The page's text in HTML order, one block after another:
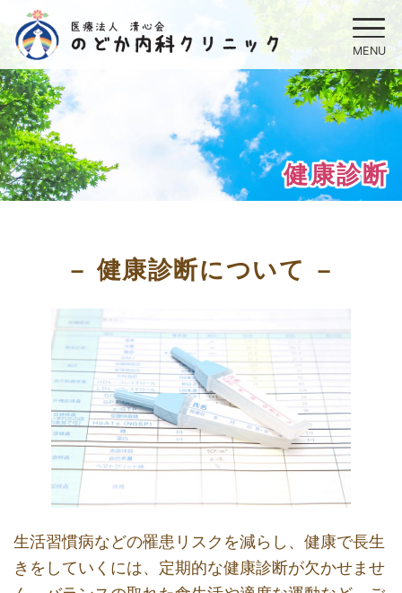
健康診断
健康診断について
生活習慣病などの罹患リスクを減らし、健康で長生
きをしていくには、定期的な健康診断が欠かせませ